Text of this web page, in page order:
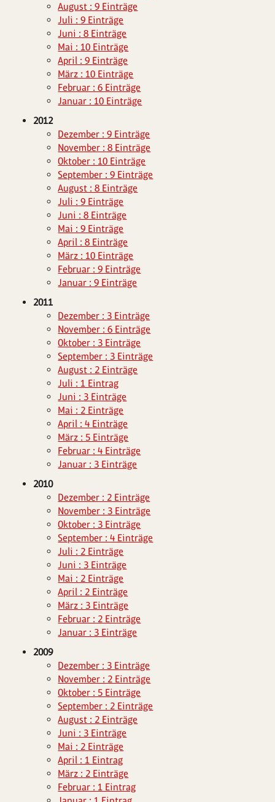
August : 9 Einträge
Juli : 9 Einträge
Juni : 8 Einträge
Mai : 10 Einträge
April : 9 Einträge
März : 10 Einträge
Februar : 6 Einträge
Januar : 10 Einträge
2012
Dezember : 9 Einträge
November : 8 Einträge
Oktober : 10 Einträge
September : 9 Einträge
August : 8 Einträge
Juli : 9 Einträge
Juni : 8 Einträge
Mai : 9 Einträge
April : 8 Einträge
März : 10 Einträge
Februar : 9 Einträge
Januar : 9 Einträge
2011
Dezember : 3 Einträge
November : 6 Einträge
Oktober : 3 Einträge
September : 3 Einträge
August : 2 Einträge
Juli : 1 Eintrag
Juni : 3 Einträge
Mai : 2 Einträge
April : 4 Einträge
März : 5 Einträge
Februar : 4 Einträge
Januar : 3 Einträge
2010
Dezember : 2 Einträge
November : 3 Einträge
Oktober : 3 Einträge
September : 4 Einträge
Juli : 2 Einträge
Juni : 3 Einträge
Mai : 2 Einträge
April : 2 Einträge
März : 3 Einträge
Februar : 2 Einträge
Januar : 3 Einträge
2009
Dezember : 3 Einträge
November : 2 Einträge
Oktober : 5 Einträge
September : 2 Einträge
August : 2 Einträge
Juni : 3 Einträge
Mai : 2 Einträge
April : 1 Eintrag
März : 2 Einträge
Februar : 1 Eintrag